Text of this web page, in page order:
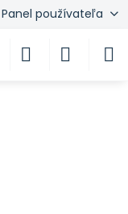
Panel používateľa